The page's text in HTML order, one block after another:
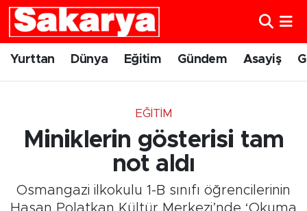
Yurttan Dünya Eğitim Gündem Asayiş
EĞITIM
Miniklerin gösterisi tam
not aldı
Osmangazi ilkokulu 1-B sınıfı öğrencilerinin
Yurttan
Eskişehirspor
Eskişehir Nöbetçi Eczaneler
Eskişehir Trafik Yoğunluk Haritası
Süper Lig Puan Durumu ve Fikstür